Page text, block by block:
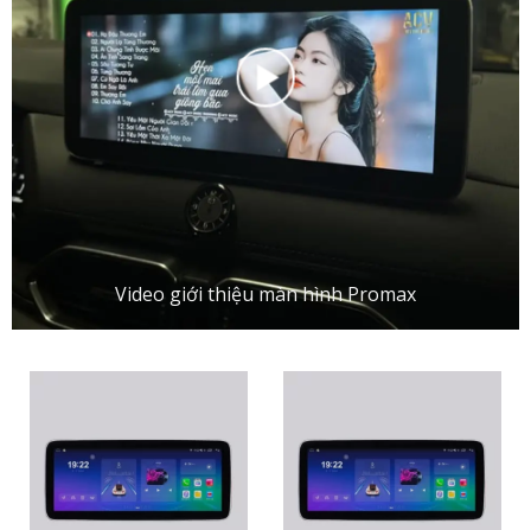
Video giới thiệu màn hình Promax